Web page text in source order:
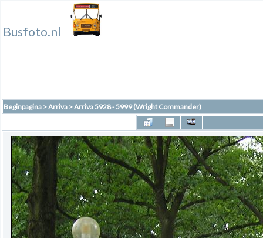
Busfoto.nl
Beginpagina >Arriva >Arriva 5928 - 5999 (Wright Commander)